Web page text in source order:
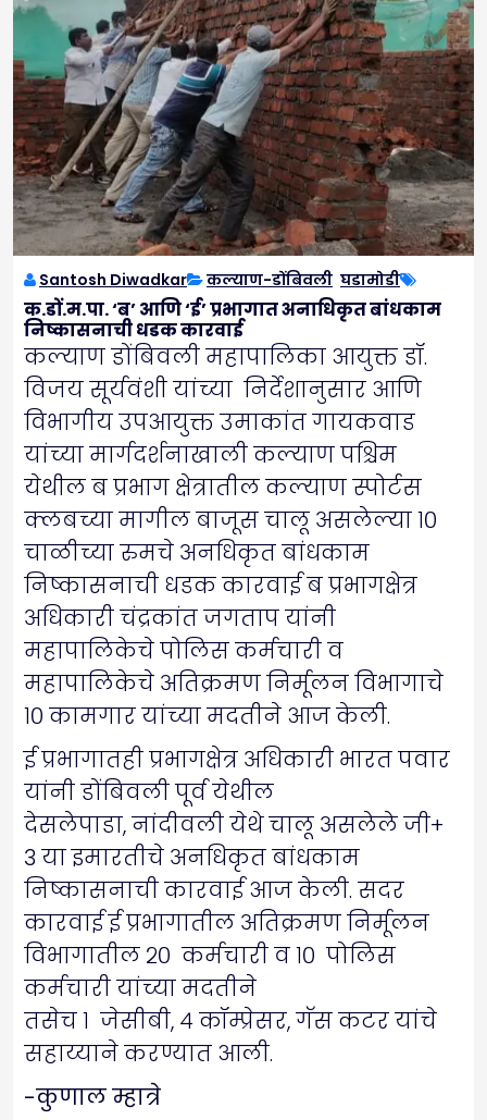
Santosh Diwadkar कल्याण-डोंबिवली घडामोडी
क.डों.म.पा. ‘ब’ आणि ‘ई’ प्रभागात अनाधिकृत बांधकाम
निष्कासनाची धडक कारवाई
कल्याण डोंबिवली महापालिका आयुक्त डॉ.
विजय सूर्यवंशी यांच्या निर्देशानुसार आणि
विभागीय उपआयुक्त उमाकांत गायकवाड
यांच्या मार्गदर्शनाखाली कल्याण पश्चिम
येथील ब प्रभाग क्षेत्रातील कल्याण स्पोर्टस
क्लबच्या मागील बाजूस चालू असलेल्या १०
चाळीच्या रुमचे अनधिकृत बांधकाम
निष्कासनाची धडक कारवाई ब प्रभागक्षेत्र
अधिकारी चंद्रकांत जगताप यांनी
महापालिकेचे पोलिस कर्मचारी व
महापालिकेचे अतिक्रमण निर्मूलन विभागाचे
१० कामगार यांच्या मदतीने आज केली.
ई प्रभागातही प्रभागक्षेत्र अधिकारी भारत पवार
यांनी डोंबिवली पूर्व येथील
देसलेपाडा, नांदीवली येथे चालू असलेले जी+
3 या इमारतीचे अनधिकृत बांधकाम
निष्कासनाची कारवाई आज केली. सदर
कारवाई ई प्रभागातील अतिक्रमण निर्मूलन
विभागातील २० कर्मचारी व १० पोलिस
कर्मचारी यांच्या मदतीने
तसेच १ जेसीबी, ४ कॉम्प्रेसर, गॅस कटर यांचे
सहाय्याने करण्यात आली.
-कुणाल म्हात्रे